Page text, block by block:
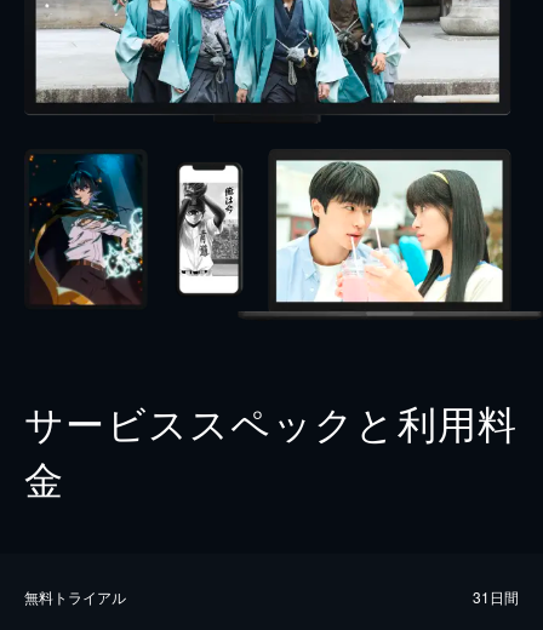
サービススペックと利用料
金
無料トライアル 31日間